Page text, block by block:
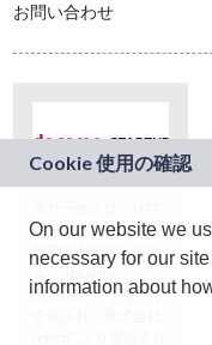
お問い合わせ
ドコモグループの新
規事業創出プログラ
ム「docomo
STARTUP」を通じて
On our website we
necessary for our
information about